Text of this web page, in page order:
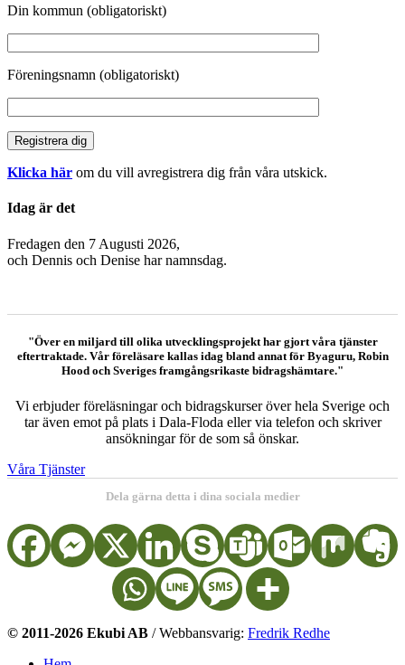
Din kommun (obligatoriskt)
Föreningsnamn (obligatoriskt)
Klicka här om du vill avregistrera dig från våra utskick.
Idag är det
Fredagen den 7 Augusti 2026,
och Dennis och Denise har namnsdag.
"Över en miljard till olika utvecklingsprojekt har gjort våra tjänster
eftertraktade. Vår föreläsare kallas idag bland annat för Byaguru, Robin
Hood och Sveriges framgångsrikaste bidragshämtare."
Vi erbjuder föreläsningar och bidragskurser över hela Sverige och
tar även emot på plats i Dala-Floda eller via telefon och skriver
ansökningar för de som så önskar.
Våra Tjänster
Dela gärna detta i dina sociala medier
© 2011-2026 Ekubi AB / Webbansvarig: Fredrik Redhe